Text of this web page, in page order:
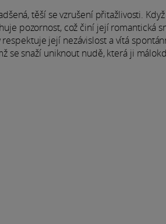
těší se vzrušení přitažlivosti.
pozornost, což činí její romantická
její nezávislost a vítá
se snaží uniknout nudě, která ji